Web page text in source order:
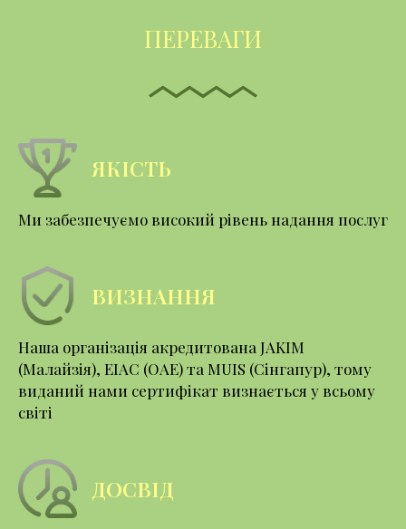
ПЕРЕВАГИ
ЯКІСТЬ
Ми забезпечуємо високий рівень надання послуг
ВИЗНАННЯ
Наша організація акредитована JAKIM
(Малайзія), EIAC (ОАЕ) та MUIS (Сінгапур), тому
виданий нами сертифікат визнається у всьому
світі
ДОСВІД